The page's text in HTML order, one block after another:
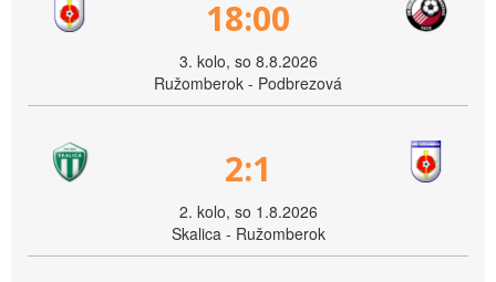
18:00
3. kolo, so 8.8.2026
Ružomberok - Podbrezová
2:1
2. kolo, so 1.8.2026
Skalica - Ružomberok